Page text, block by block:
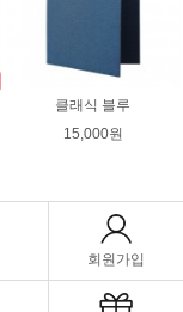
클래식 블루
15,000원
회원가입